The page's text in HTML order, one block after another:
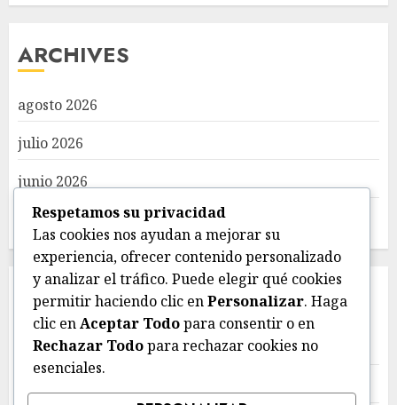
ARCHIVES
agosto 2026
julio 2026
junio 2026
mayo 2026
CATEGORIES
Deportes
Respetamos su privacidad
Las cookies nos ayudan a mejorar su
experiencia, ofrecer contenido personalizado
y analizar el tráfico. Puede elegir qué cookies
permitir haciendo clic enPersonalizar. Haga
clic enAceptar Todopara consentir o en
Rechazar Todopara rechazar cookies no
esenciales.